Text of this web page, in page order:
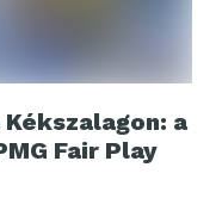
a
Fair Play